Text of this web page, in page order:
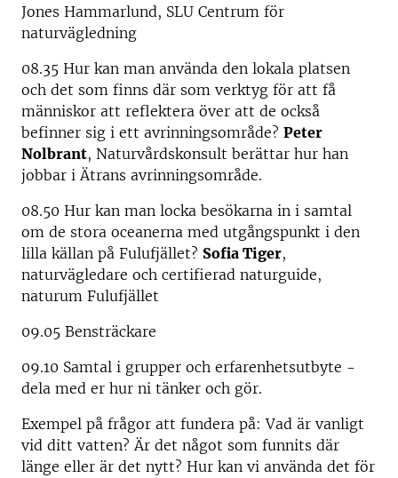
Jones Hammarlund, SLU Centrum för
naturvägledning
08.35 Hur kan man använda den lokala platsen
och det som finns där som verktyg för att få
människor att reflektera över att de också
befinner sig i ett avrinningsområde? Peter
Nolbrant, Naturvårdskonsult berättar hur han
jobbar i Ätrans avrinningsområde.
08.50 Hur kan man locka besökarna in i samtal
om de stora oceanerna med utgångspunkt i den
lilla källan på Fulufjället? Sofia Tiger,
naturvägledare och certifierad naturguide,
naturum Fulufjället
09.05 Bensträckare
09.10 Samtal i grupper och erfarenhetsutbyte -
dela med er hur ni tänker och gör.
Exempel på frågor att fundera på: Vad är vanligt
vid ditt vatten? Är det något som funnits där
länge eller är det nytt? Hur kan vi använda det för